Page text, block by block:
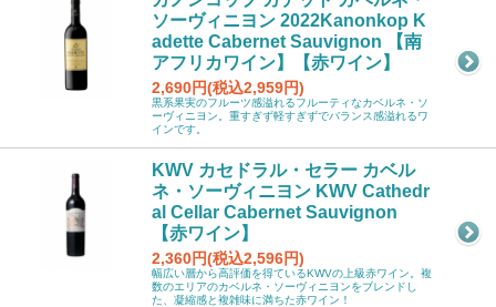
ソーヴィニヨン 2022Kanonkop K
adette Cabernet Sauvignon 【南
アフリカワイン】【赤ワイン】
2,690円(税込2,959円)
黒系果実のフルーツ感溢れるフルーティなカベルネ・ソ
ーヴィニヨン。重すぎず軽すぎずでバランス感溢れるワ
インです。
KWV カセドラル・セラー カベル
ネ・ソーヴィニヨン KWV Cathedr
al Cellar Cabernet Sauvignon
【赤ワイン】
2,360円(税込2,596円)
幅広い層から高評価を得ているKWVの上級赤ワイン。複
数のエリアのカベルネ・ソーヴィニヨンをブレンドし
た、凝縮感と複雑味に満ちた赤ワイン！